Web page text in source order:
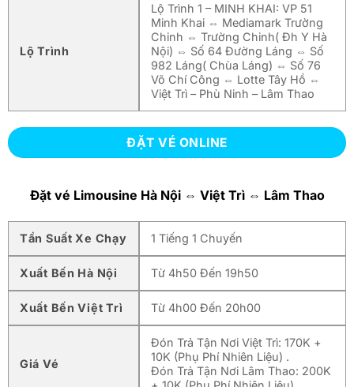
Lộ Trình
Lộ Trình 1 – MINH KHAI: VP 51
Minh Khai ⇔ Mediamark Trường
Chinh ⇔ Trường Chinh( Đh Y Hà
Nội) ⇔ Số 64 Đường Láng ⇔ Số
982 Láng( Chùa Láng) ⇔ Số 76
Võ Chí Công ⇔ Lotte Tây Hồ ⇔
Việt Trì – Phù Ninh – Lâm Thao
ĐẶT VÉ ONLINE
Đặt vé Limousine Hà Nội ⇔ Việt Trì ⇔ Lâm Thao
Tần Suất Xe Chạy 1 Tiếng 1 Chuyến
Xuất Bến Hà Nội Từ 4h50 Đến 19h50
Xuất Bến Việt Trì Từ 4h00 Đến 20h00
Giá Vé
Đón Trả Tận Nơi Việt Trì: 170K +
10K (Phụ Phí Nhiên Liệu) .
Đón Trả Tận Nơi Lâm Thao: 200K